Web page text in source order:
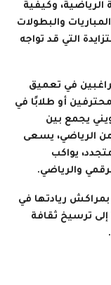
وكيفية
والبطولات
التي قد تواجه
في تعميق
أو طلابًا في
يجمع بين
الرياضي، يسعى
يواكب
والرياضي.
ريادتها في
إلى ترسيخ ثقافة